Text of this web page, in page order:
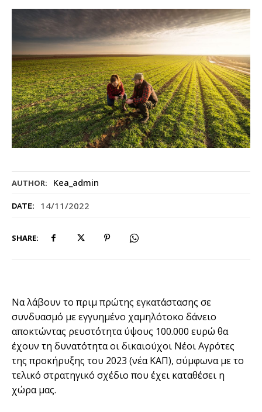
AUTHOR: Kea_admin
DATE: 14/11/2022
SHARE:
Να λάβουν το πριµ πρώτης εγκατάστασης σε
συνδυασµό µε εγγυηµένο χαµηλότοκο δάνειο
αποκτώντας ρευστότητα ύψους 100.000 ευρώ θα
έχουν τη δυνατότητα οι δικαιούχοι Νέοι Αγρότες
της προκήρυξης του 2023 (νέα ΚΑΠ), σύµφωνα µε το
τελικό στρατηγικό σχέδιο που έχει καταθέσει η
χώρα µας.